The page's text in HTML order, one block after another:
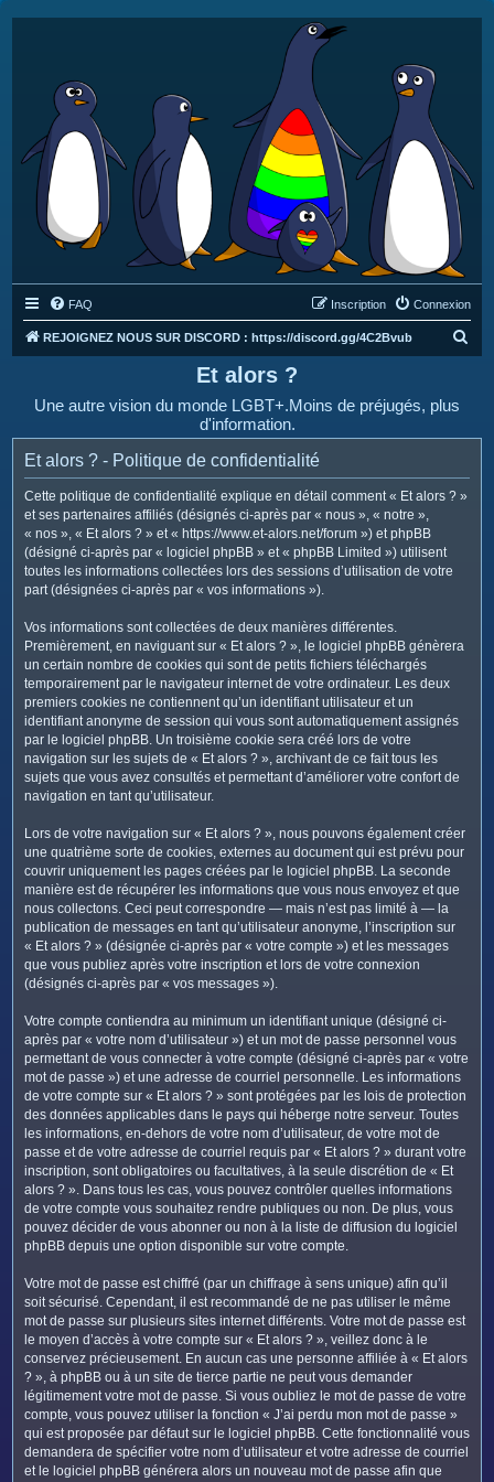
FAQ Connexion
Inscription
REJOIGNEZ NOUS SUR DISCORD : https://discord.gg/4C2Bvub
e
Et alors ?
Une autre vision du monde LGBT+.Moins de préjugés, plus
d'information.
Et alors ? - Politique de confidentialité
Cette politique de confidentialité explique en détail comment « Et alors ? »
et ses partenaires affiliés (désignés ci-après par « nous », « notre »,
« nos », « Et alors ? » et « https://www.et-alors.net/forum ») et phpBB
(désigné ci-après par « logiciel phpBB » et « phpBB Limited ») utilisent
toutes les informations collectées lors des sessions d’utilisation de votre
part (désignées ci-après par « vos informations »).
Vos informations sont collectées de deux manières différentes.
Premièrement, en naviguant sur « Et alors ? », le logiciel phpBB génèrera
un certain nombre de cookies qui sont de petits fichiers téléchargés
temporairement par le navigateur internet de votre ordinateur. Les deux
premiers cookies ne contiennent qu’un identifiant utilisateur et un
identifiant anonyme de session qui vous sont automatiquement assignés
par le logiciel phpBB. Un troisième cookie sera créé lors de votre
navigation sur les sujets de « Et alors ? », archivant de ce fait tous les
sujets que vous avez consultés et permettant d’améliorer votre confort de
navigation en tant qu’utilisateur.
Lors de votre navigation sur « Et alors ? », nous pouvons également créer
une quatrième sorte de cookies, externes au document qui est prévu pour
couvrir uniquement les pages créées par le logiciel phpBB. La seconde
manière est de récupérer les informations que vous nous envoyez et que
nous collectons. Ceci peut correspondre — mais n’est pas limité à — la
publication de messages en tant qu’utilisateur anonyme, l’inscription sur
« Et alors ? » (désignée ci-après par « votre compte ») et les messages
que vous publiez après votre inscription et lors de votre connexion
(désignés ci-après par « vos messages »).
Votre compte contiendra au minimum un identifiant unique (désigné ci-
après par « votre nom d’utilisateur ») et un mot de passe personnel vous
permettant de vous connecter à votre compte (désigné ci-après par « votre
mot de passe ») et une adresse de courriel personnelle. Les informations
de votre compte sur « Et alors ? » sont protégées par les lois de protection
des données applicables dans le pays qui héberge notre serveur. Toutes
les informations, en-dehors de votre nom d’utilisateur, de votre mot de
passe et de votre adresse de courriel requis par « Et alors ? » durant votre
inscription, sont obligatoires ou facultatives, à la seule discrétion de « Et
alors ? ». Dans tous les cas, vous pouvez contrôler quelles informations
de votre compte vous souhaitez rendre publiques ou non. De plus, vous
pouvez décider de vous abonner ou non à la liste de diffusion du logiciel
phpBB depuis une option disponible sur votre compte.
Votre mot de passe est chiffré (par un chiffrage à sens unique) afin qu’il
soit sécurisé. Cependant, il est recommandé de ne pas utiliser le même
mot de passe sur plusieurs sites internet différents. Votre mot de passe est
le moyen d’accès à votre compte sur « Et alors ? », veillez donc à le
conservez précieusement. En aucun cas une personne affiliée à « Et alors
? », à phpBB ou à un site de tierce partie ne peut vous demander
légitimement votre mot de passe. Si vous oubliez le mot de passe de votre
compte, vous pouvez utiliser la fonction « J’ai perdu mon mot de passe »
qui est proposée par défaut sur le logiciel phpBB. Cette fonctionnalité vous
demandera de spécifier votre nom d’utilisateur et votre adresse de courriel
et le logiciel phpBB générera alors un nouveau mot de passe afin que